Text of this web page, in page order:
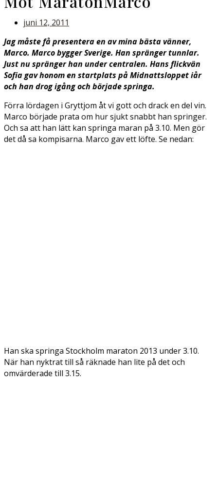
juni 12, 2011
Jag måste få presentera en av mina bästa vänner,
Marco. Marco bygger Sverige. Han spränger tunnlar.
Just nu spränger han under centralen. Hans flickvän
Sofia gav honom en startplats på Midnattsloppet iår
och han drog igång och började springa.
Förra lördagen i Gryttjom åt vi gott och drack en del vin.
Marco började prata om hur sjukt snabbt han springer.
Och sa att han lätt kan springa maran på 3.10. Men gör
det då sa kompisarna. Marco gav ett löfte. Se nedan:
Han ska springa Stockholm maraton 2013 under 3.10.
När han nyktrat till så räknade han lite på det och
omvärderade till 3.15.